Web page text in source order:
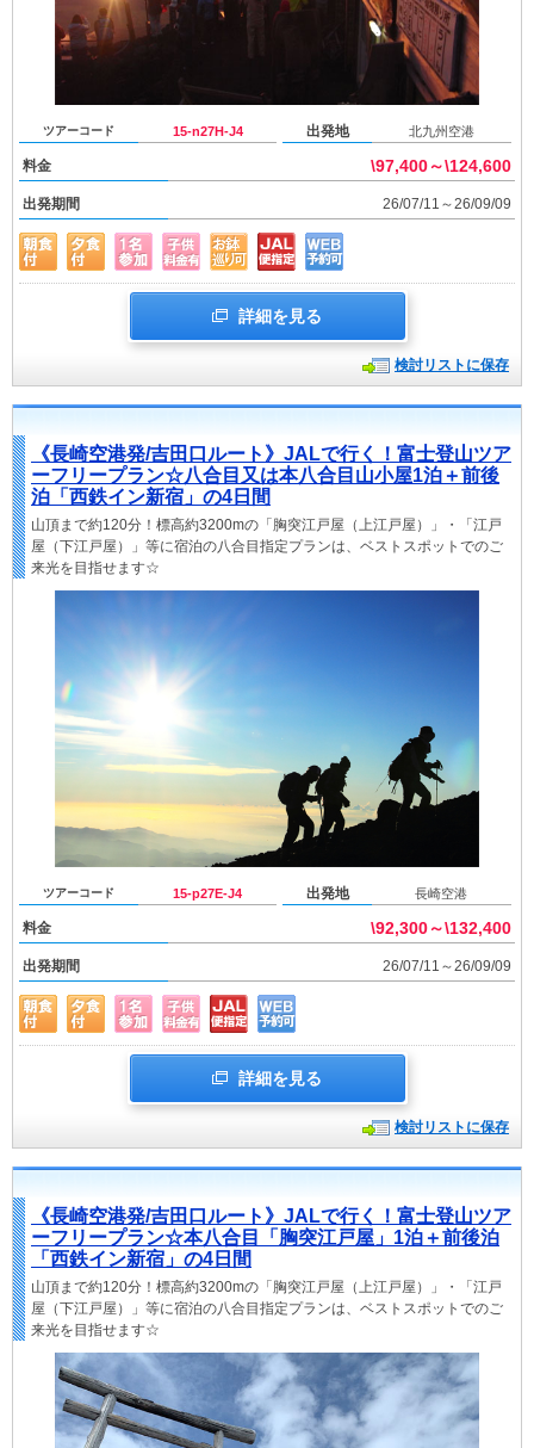
ツアーコード 15-n27H-J4 出発地 北九州空港
料金 \97,400～\124,600
出発期間 26/07/11～26/09/09
詳細を見る
検討リストに保存
《長崎空港発/吉田口ルート》JALで行く！富士登山ツア
ーフリープラン☆八合目又は本八合目山小屋1泊＋前後
泊「西鉄イン新宿」の4日間
山頂まで約120分！標高約3200mの「胸突江戸屋（上江戸屋）」・「江戸
屋（下江戸屋）」等に宿泊の八合目指定プランは、ベストスポットでのご
来光を目指せます☆
ツアーコード 15-p27E-J4 出発地 長崎空港
料金 \92,300～\132,400
出発期間 26/07/11～26/09/09
詳細を見る
検討リストに保存
《長崎空港発/吉田口ルート》JALで行く！富士登山ツア
ーフリープラン☆本八合目「胸突江戸屋」1泊＋前後泊
「西鉄イン新宿」の4日間
山頂まで約120分！標高約3200mの「胸突江戸屋（上江戸屋）」・「江戸
屋（下江戸屋）」等に宿泊の八合目指定プランは、ベストスポットでのご
来光を目指せます☆